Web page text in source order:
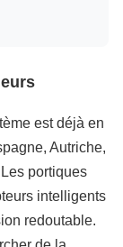
est déjà en
Autriche,
portiques
intelligents
redoutable.